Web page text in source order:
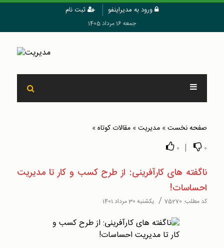
ورود به مدیراینفو ثبت نام
جمعه 16 مرداد 1405
صفحه نخست» مدیریت» مقالات کوتاه»
0
|
0
ناگفته‌ های کارآفرینی: از طرح کسب و کار تا مدیریت
احساسات!
کد مطلب: 75270
/ یکشنبه 30 مرداد 1401